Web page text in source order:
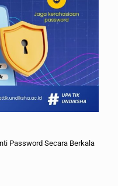
Password Secara Berkala